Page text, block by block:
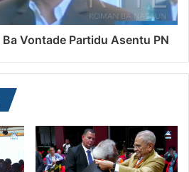
Vontade Partidu Asentu PN